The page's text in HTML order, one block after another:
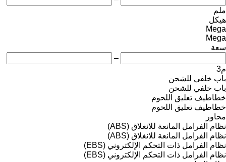
ملم
هيكل
Mega
Mega
سعة
–
م3
باب خلفي للشحن
باب خلفي للشحن
خطاطيف تعليق اللحوم
خطاطيف تعليق اللحوم
محاور
نظام الفرامل المانعة للانغلاق (ABS)
نظام الفرامل المانعة للانغلاق (ABS)
نظام الفرامل ذات التحكم الإلكتروني (EBS)
نظام الفرامل ذات التحكم الإلكتروني (EBS)